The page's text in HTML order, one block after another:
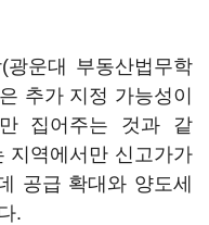
광운대 부동산법무학
추가 지정 가능성이
집어주는 것과 같
지역에서만 신고가가
공급 확대와 양도세
.